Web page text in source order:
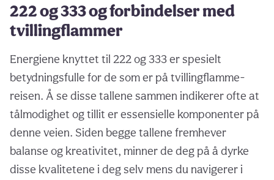
222 og 333 og forbindelser med
tvillingflammer
Energiene knyttet til 222 og 333 er spesielt
betydningsfulle for de som er på tvillingflamme-
reisen. Å se disse tallene sammen indikerer ofte at
tålmodighet og tillit er essensielle komponenter på
denne veien. Siden begge tallene fremhever
balanse og kreativitet, minner de deg på å dyrke
disse kvalitetene i deg selv mens du navigerer i